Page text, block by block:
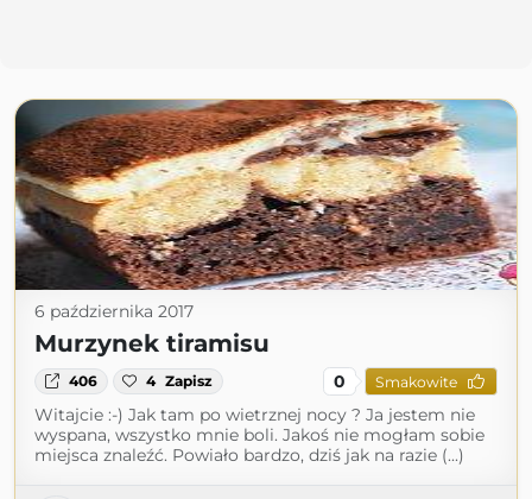
6 października 2017
Murzynek tiramisu
406 4 Zapisz 0 Smakowite
Witajcie :-) Jak tam po wietrznej nocy ? Ja jestem nie
wyspana, wszystko mnie boli. Jakoś nie mogłam sobie
miejsca znaleźć. Powiało bardzo, dziś jak na razie (...)